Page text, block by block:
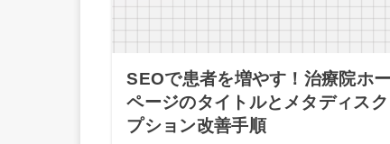
SEOで患者を増やす！治療院ホ
ページのタイトルとメタディスク
プション改善手順